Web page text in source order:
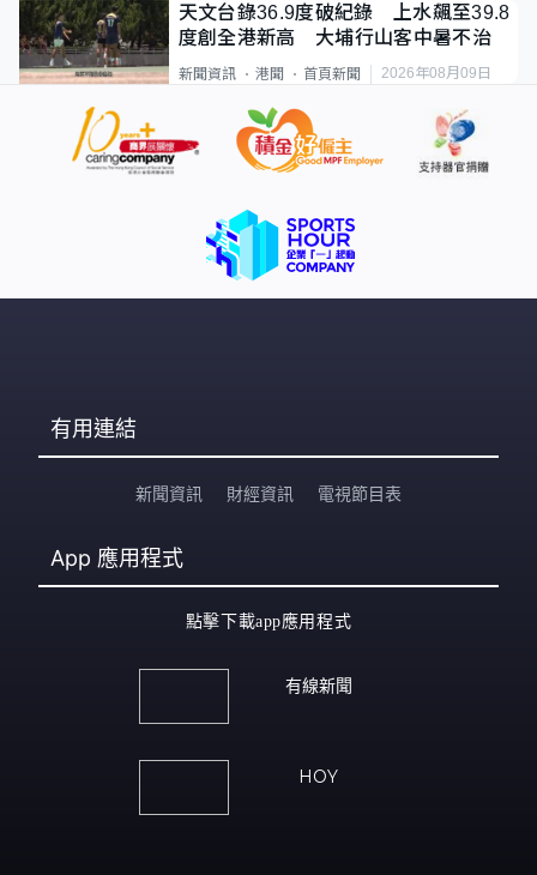
天文台錄36.9度破紀錄 上水飆至39.8
度創全港新高 大埔行山客中暑不治
新聞資訊 港聞 首頁新聞 2026年08月09日
有用連結
新聞資訊 財經資訊 電視節目表
App 應用程式
點擊下載app應用程式
有線新聞
HOY